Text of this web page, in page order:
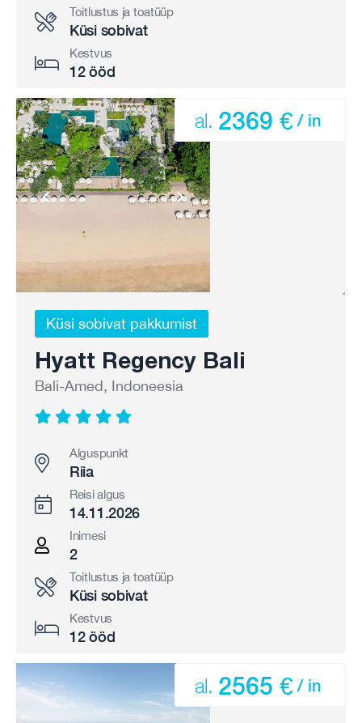
Toitlustus ja toatüüp
Küsi sobivat
Kestvus
12 ööd
Küsi sobivat pakkumist
Hyatt Regency Bali
Bali-Amed, Indoneesia
al. 2369 € / in
Alguspunkt
Riia
Reisi algus
14.11.2026
Inimesi
2
Toitlustus ja toatüüp
Küsi sobivat
Kestvus
12 ööd
al. 2565 € / in